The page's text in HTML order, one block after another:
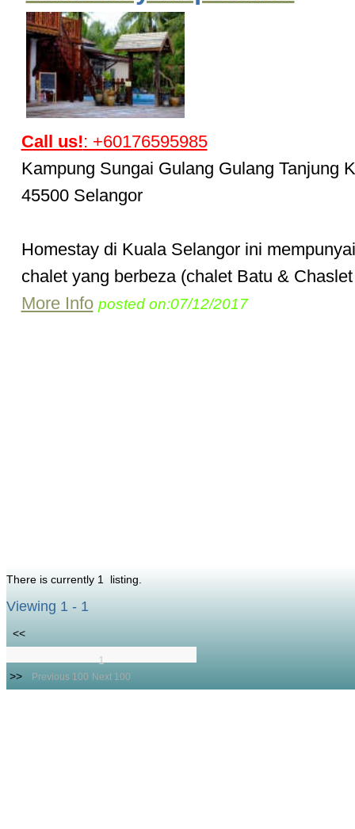
Call us!: +60176595985
Kampung Sungai Gulang Gulang Tanjung
45500 Selangor
Homestay di Kuala Selangor ini
chalet yang berbeza (chalet Batu &
More Info posted on:07/12/2017
There is currently 1 listing.
Viewing 1 - 1
<<
1
>>
Previous 100 Next 100